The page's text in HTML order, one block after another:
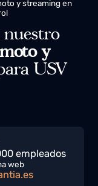
nuestro
y
para USV
empleados
web